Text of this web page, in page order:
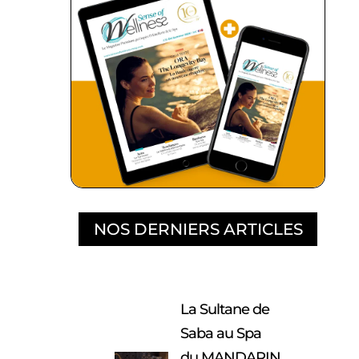
NOS DERNIERS ARTICLES
La Sultane de
Saba au Spa